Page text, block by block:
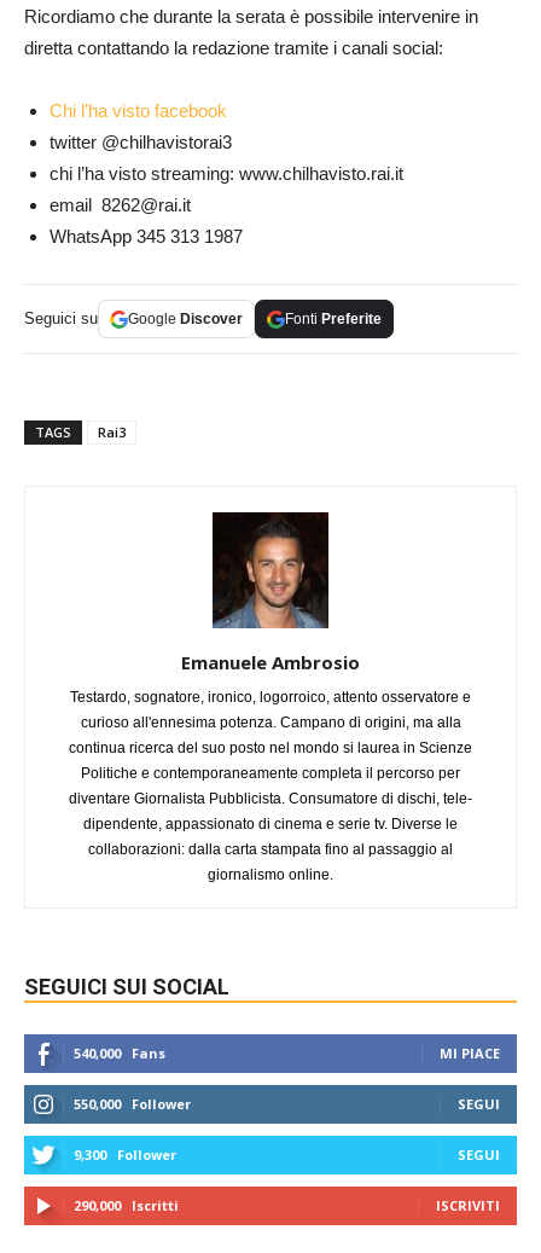
Ricordiamo che durante la serata è possibile intervenire in
diretta contattando la redazione tramite i canali social:
Chi l’ha visto facebook
twitter @chilhavistorai3
chi l’ha visto streaming: www.chilhavisto.rai.it
email 8262@rai.it
WhatsApp 345 313 1987
Seguici su Google Discover Fonti Preferite
TAGS Rai3
Emanuele Ambrosio
Testardo, sognatore, ironico, logorroico, attento osservatore e
curioso all'ennesima potenza. Campano di origini, ma alla
continua ricerca del suo posto nel mondo si laurea in Scienze
Politiche e contemporaneamente completa il percorso per
diventare Giornalista Pubblicista. Consumatore di dischi, tele-
dipendente, appassionato di cinema e serie tv. Diverse le
collaborazioni: dalla carta stampata fino al passaggio al
giornalismo online.
SEGUICI SUI SOCIAL
540,000 Fans MI PIACE
550,000 Follower SEGUI
9,300 Follower SEGUI
290,000 Iscritti ISCRIVITI